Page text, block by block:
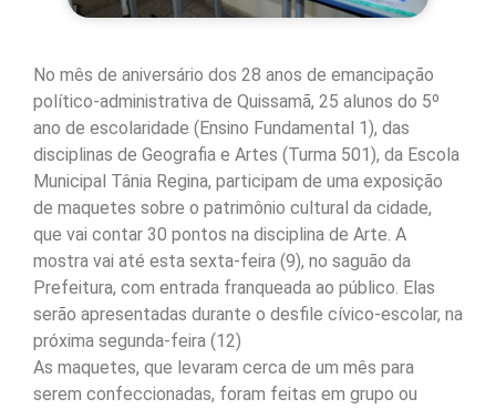
No mês de aniversário dos 28 anos de emancipação
político-administrativa de Quissamã, 25 alunos do 5º
ano de escolaridade (Ensino Fundamental 1), das
disciplinas de Geografia e Artes (Turma 501), da Escola
Municipal Tânia Regina, participam de uma exposição
de maquetes sobre o patrimônio cultural da cidade,
que vai contar 30 pontos na disciplina de Arte. A
mostra vai até esta sexta-feira (9), no saguão da
Prefeitura, com entrada franqueada ao público. Elas
serão apresentadas durante o desfile cívico-escolar, na
próxima segunda-feira (12)
As maquetes, que levaram cerca de um mês para
serem confeccionadas, foram feitas em grupo ou